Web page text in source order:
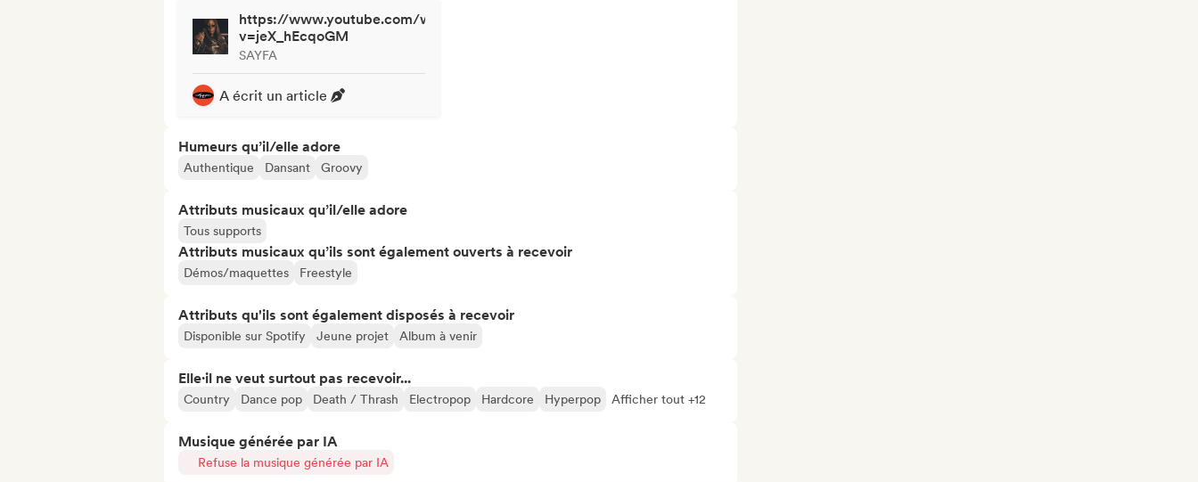
https://www.youtube.com/watch?
v=jeX_hEcqoGM
SAYFA
A écrit un article
Humeurs qu’il/elle adore
Authentique Dansant Groovy
Attributs musicaux qu’il/elle adore
Tous supports
Attributs musicaux qu’ils sont également ouverts à recevoir
Démos/maquettes Freestyle
Attributs qu'ils sont également disposés à recevoir
Disponible sur Spotify Jeune projet Album à venir
Elle·il ne veut surtout pas recevoir...
Country Dance pop Death / Thrash Electropop Hardcore Hyperpop Afficher tout +12
Musique générée par IA
Refuse la musique générée par IA